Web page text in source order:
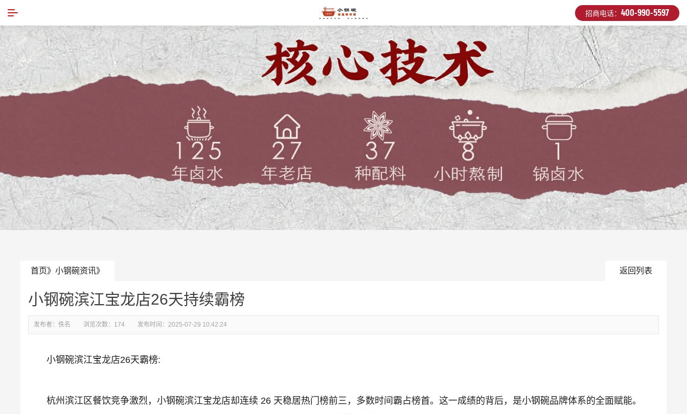
招商电话： 400-990-5597
返回列表
首页》小钢碗资讯》
小钢碗滨江宝龙店26天持续霸榜
发布者：佚名 浏览次数： 174 发布时间：2025-07-29 10:42:24
小钢碗滨江宝龙店26天霸榜:
杭州滨江区餐饮竞争激烈，小钢碗滨江宝龙店却连续 26 天稳居热门榜前三，多数时间霸占榜首。这一成绩的背后，是小钢碗品牌体系的全面赋能。